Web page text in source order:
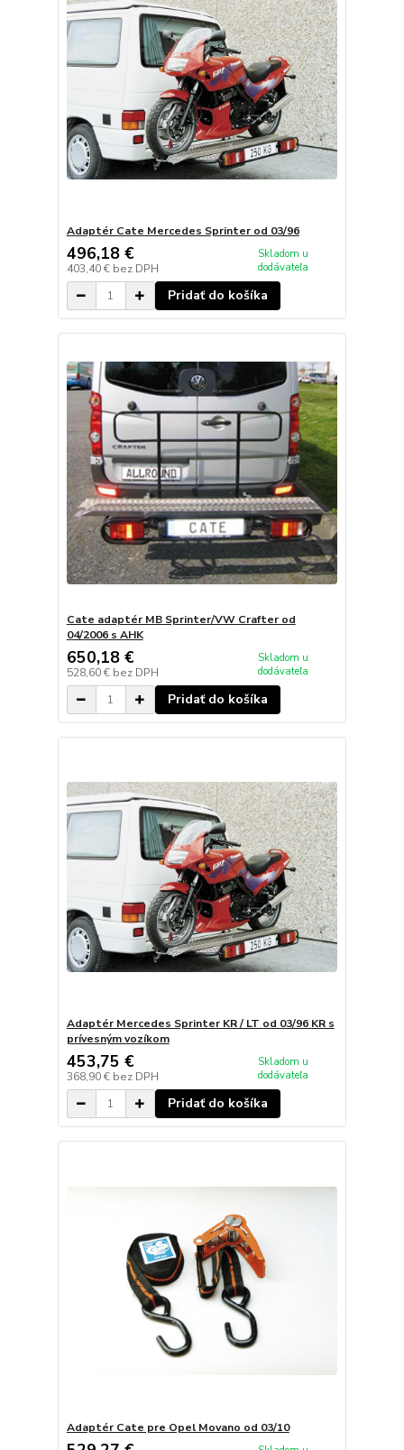
Adaptér Cate Mercedes Sprinter od 03/96
496,18 €
403,40 € bez DPH
Skladom u
dodávateľa
Pridať do košíka
Cate adaptér MB Sprinter/VW Crafter od
04/2006 s AHK
650,18 €
528,60 € bez DPH
Skladom u
dodávateľa
Pridať do košíka
Adaptér Mercedes Sprinter KR / LT od 03/96 KR s
prívesným vozíkom
453,75 €
368,90 € bez DPH
Skladom u
dodávateľa
Pridať do košíka
Adaptér Cate pre Opel Movano od 03/10